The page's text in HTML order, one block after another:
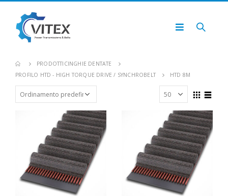
PRODOTTI CINGHIE DENTATE
PROFILO HTD - HIGH TORQUE DRIVE / SYNCHROBELT
HTD 8M